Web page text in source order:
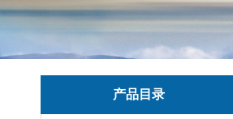
产品目录